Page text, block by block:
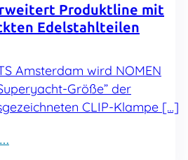
Produktline mit
Edelstahlteilen
Amsterdam wird NOMEN
Größe” der
CLIP-Klampe […]